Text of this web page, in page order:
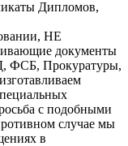
Дипломов,
НЕ
документы
ФСБ, Прокуратуры,
с подобными
случае мы
в